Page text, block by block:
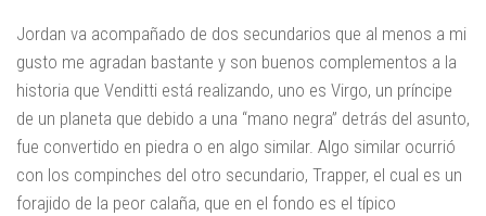
Jordan va acompañado de dos secundarios que al menos a mi
gusto me agradan bastante y son buenos complementos a la
historia que Venditti está realizando, uno es Virgo, un príncipe
de un planeta que debido a una “mano negra” detrás del asunto,
fue convertido en piedra o en algo similar. Algo similar ocurrió
con los compinches del otro secundario, Trapper, el cual es un
forajido de la peor calaña, que en el fondo es el típico